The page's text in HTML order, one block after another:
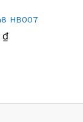
HB007
₫